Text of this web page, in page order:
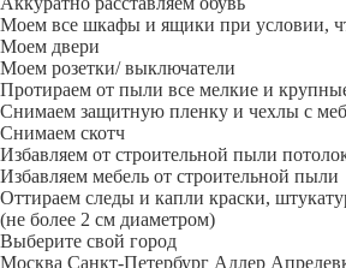
Моем все шкафы и ящики при условии,
Моем двери
Моем розетки/ выключатели
Протираем от пыли все мелкие и
Снимаем защитную пленку и чехлы с
Снимаем скотч
Избавляем от строительной пыли
Избавляем мебель от строительной пыли
Оттираем следы и капли краски,
(не более 2 см диаметром)
Выберите свой город
Москва Санкт-Петербург Адлер